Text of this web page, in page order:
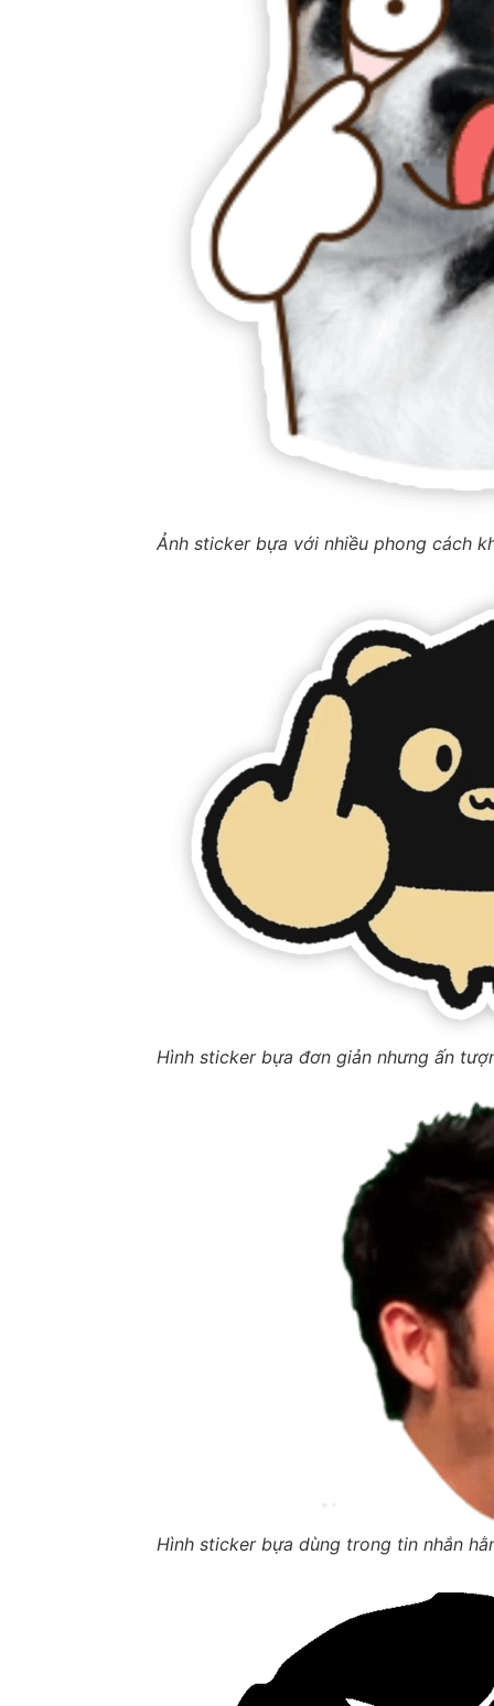
Ảnh sticker bựa với nhiều phong cách
Hình sticker bựa đơn giản nhưng ấn
Hình sticker bựa dùng trong tin nhắn